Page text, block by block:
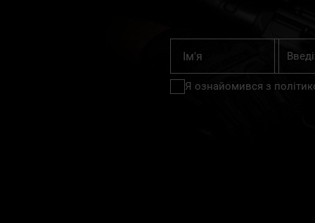
нашу
розсилку
Я ознайомився з